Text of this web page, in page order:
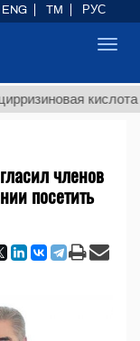
кислота
членов
посетить
ENG TM РУС